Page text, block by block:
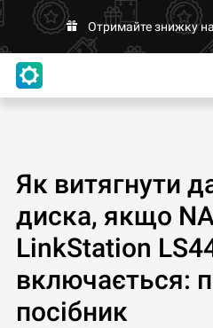
Отримайте знижку
Як витягнути
диска, якщо
LinkStation
включається:
посібник